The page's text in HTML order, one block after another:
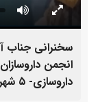
سخنرانی جناب
انجمن
داروسازی- ۵ شهریور ۱۴۰۴- پارت اول